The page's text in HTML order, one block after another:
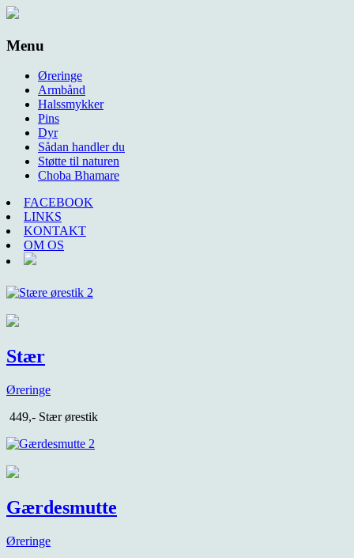
Menu
Øreringe
Armbånd
Halssmykker
Pins
Dyr
Sådan handler du
Støtte til naturen
Choba Bhamare
FACEBOOK
LINKS
KONTAKT
OM OS
Stær
Øreringe
449,- Stær ørestik
Gærdesmutte
Øreringe